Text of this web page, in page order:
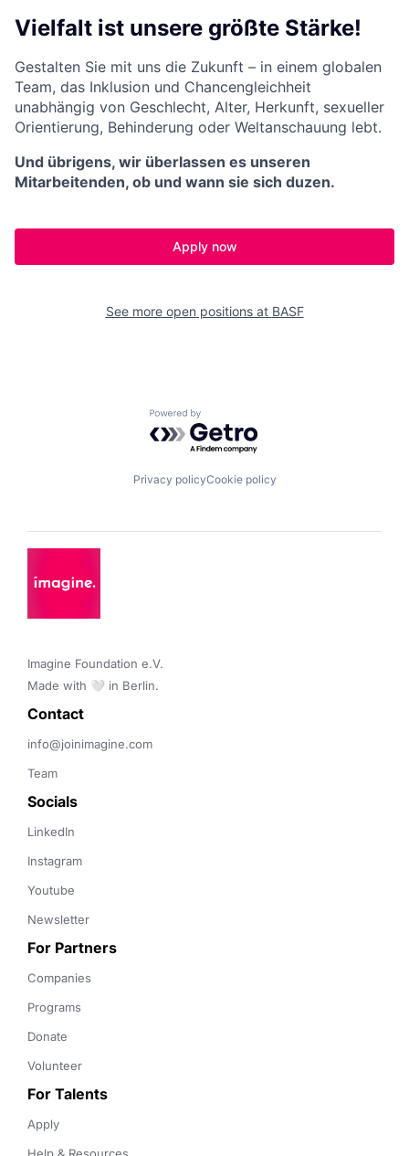
Vielfalt ist unsere größte Stärke!
Gestalten Sie mit uns die Zukunft – in einem globalen
Team, das Inklusion und Chancengleichheit
unabhängig von Geschlecht, Alter, Herkunft, sexueller
Orientierung, Behinderung oder Weltanschauung lebt.
Und übrigens, wir überlassen es unseren
Mitarbeitenden, ob und wann sie sich duzen.
Apply now
See more open positions at BASF
Powered by Getro.com
Privacy policyCookie policy
Imagine Foundation e.V.
Made with 🤍 in Berlin.
Contact
info@joinimagine.com
Team
Socials
LinkedIn
Instagram
Youtube
Newsletter
For Partners
Companies
Programs
Donate
Volunteer
For Talents
Apply